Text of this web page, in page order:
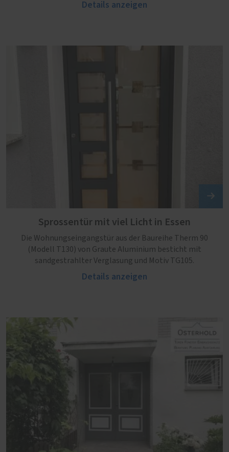
Details anzeigen
Sprossentür mit viel Licht in Essen
Die Wohnungseingangstür aus der Baureihe Therm 90
(Modell T130) von Graute Aluminium besticht mit
sandgestrahlter Verglasung und Motiv TG105.
Details anzeigen